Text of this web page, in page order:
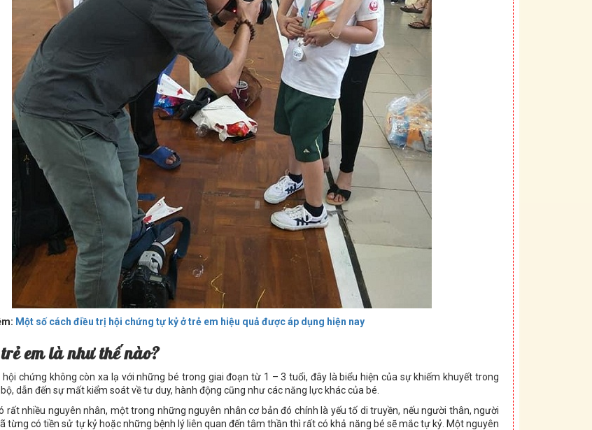
Một số cách điều trị hội chứng tự kỷ ở trẻ em hiệu quả được áp dụng hiện nay
ẻem là nhưthếnào?
chứng không còn xa lạ với những bé trong giai đoạn từ 1 – 3 tuổi, đây là biểu hiện của sự khiếm khuyết trong
dẫn đến sự mất kiểm soát về tư duy, hành động cũng như các năng lực khác của bé.
rất nhiều nguyên nhân, một trong những nguyên nhân cơ bản đó chính là yếu tố di truyền, nếu người thân, người
từng có tiền sử tự kỷ hoặc những bệnh lý liên quan đến tâm thần thì rất có khả năng bé sẽ mắc tự kỷ. Một nguyên